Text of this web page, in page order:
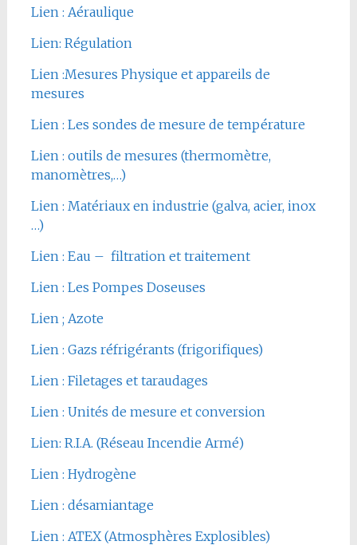
Lien : Aéraulique
Lien: Régulation
Lien :Mesures Physique et appareils de
mesures
Lien : Les sondes de mesure de température
Lien : outils de mesures (thermomètre,
manomètres,…)
Lien : Matériaux en industrie (galva, acier, inox
…)
Lien : Eau – filtration et traitement
Lien : Les Pompes Doseuses
Lien ; Azote
Lien : Gazs réfrigérants (frigorifiques)
Lien : Filetages et taraudages
Lien : Unités de mesure et conversion
Lien: R.I.A. (Réseau Incendie Armé)
Lien : Hydrogène
Lien : désamiantage
Lien : ATEX (Atmosphères Explosibles)